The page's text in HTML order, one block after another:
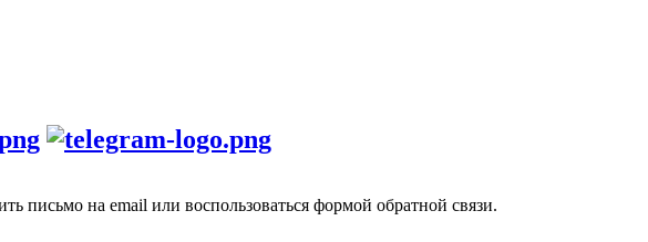
письмо на email или воспользоваться формой обратной связи.